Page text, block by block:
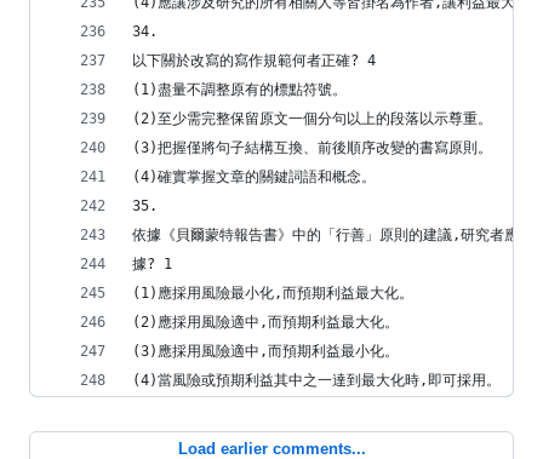
34.
以下關於改寫的寫作規範何者正確? 4
(1)盡量不調整原有的標點符號。
(2)至少需完整保留原文一個分句以上的段落以示尊重。
(3)把握僅將句子結構互換、前後順序改變的書寫原則。
(4)確實掌握文章的關鍵詞語和概念。
35.
依據《貝爾蒙特報告書》中的「行善」原則的建議,研究者應該
據? 1
(1)應採用風險最小化,而預期利益最大化。
(2)應採用風險適中,而預期利益最大化。
(3)應採用風險適中,而預期利益最小化。
(4)當風險或預期利益其中之一達到最大化時,即可採用。
Load earlier comments...